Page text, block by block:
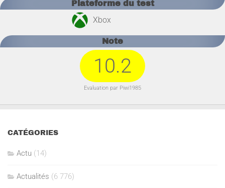
Plateforme du test
Xbox
Note
10.2
Evaluation par Piwi1985
CATÉGORIES
Actu (14)
Actualités (6 776)